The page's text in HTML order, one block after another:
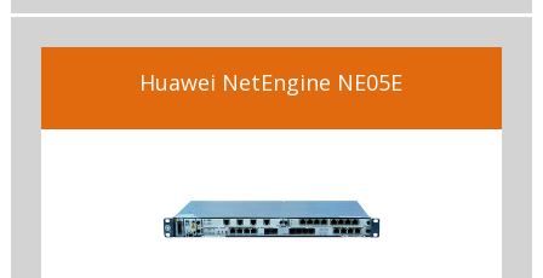
Huawei NetEngine NE05E